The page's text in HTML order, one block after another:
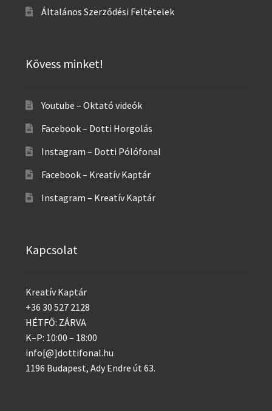
Általános Szerződési Feltételek
Kövess minket!
Youtube – Oktató videók
Facebook – Dotti Horgolás
Instagram – Dotti Pólófonal
Facebook – Kreatív Kaptár
Instagram – Kreatív Kaptár
Kapcsolat
Kreatív Kaptár
+36 30 527 2128
HÉTFŐ: ZÁRVA
K–P: 10:00 – 18:00
info[@]dottifonal.hu
1196 Budapest, Ady Endre út 63.